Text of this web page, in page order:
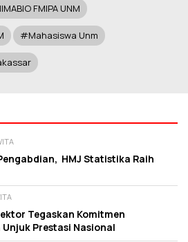
FMIPA UNM
#mahasiswa Unm
HMJ Statistika Raih
Tegaskan Komitmen
Prestasi Nasional